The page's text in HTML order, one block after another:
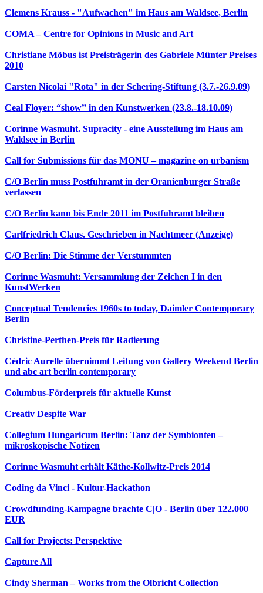
Clemens Krauss - "Aufwachen" im Haus am Waldsee, Berlin
COMA – Centre for Opinions in Music and Art
Christiane Möbus ist Preisträgerin des Gabriele Münter Preises
2010
Carsten Nicolai "Rota" in der Schering-Stiftung (3.7.-26.9.09)
Ceal Floyer: “show” in den Kunstwerken (23.8.-18.10.09)
Corinne Wasmuht. Supracity - eine Ausstellung im Haus am
Waldsee in Berlin
Call for Submissions für das MONU – magazine on urbanism
C/O Berlin muss Postfuhramt in der Oranienburger Straße
verlassen
C/O Berlin kann bis Ende 2011 im Postfuhramt bleiben
Carlfriedrich Claus. Geschrieben in Nachtmeer (Anzeige)
C/O Berlin: Die Stimme der Verstummten
Corinne Wasmuht: Versammlung der Zeichen I in den
KunstWerken
Conceptual Tendencies 1960s to today, Daimler Contemporary
Berlin
Christine-Perthen-Preis für Radierung
Cédric Aurelle übernimmt Leitung von Gallery Weekend Berlin
und abc art berlin contemporary
Columbus-Förderpreis für aktuelle Kunst
Creativ Despite War
Collegium Hungaricum Berlin: Tanz der Symbionten –
mikroskopische Notizen
Corinne Wasmuht erhält Käthe-Kollwitz-Preis 2014
Coding da Vinci - Kultur-Hackathon
Crowdfunding-Kampagne brachte C|O - Berlin über 122.000
EUR
Call for Projects: Perspektive
Capture All
Cindy Sherman – Works from the Olbricht Collection